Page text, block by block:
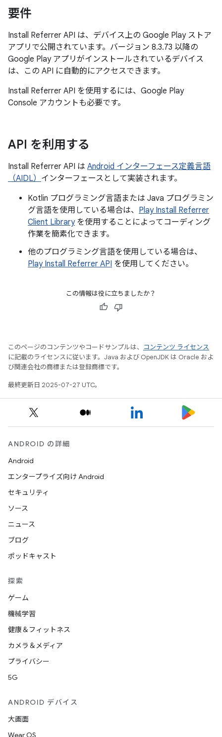
要件
Install Referrer API は、デバイス上の Google Play ストア
アプリで公開されています。バージョン 8.3.73 以降の
Google Play アプリがインストールされているデバイス
は、この API に自動的にアクセスできます。
Install Referrer API を使用するには、Google Play
Console アカウントも必要です。
API を利用する
Install Referrer API は Android インターフェース定義言語
（AIDL） インターフェースとして実装されます。
Kotlin プログラミング言語または Java プログラミン
グ言語を使用している場合は、 Play Install Referrer
Client Libraryを使用することによってコーディング
作業を簡素化できます。
他のプログラミング言語を使用している場合は、
Play Install Referrer API を使用してください。
この情報は役に立ちましたか？
このページのコンテンツやコードサンプルは、
コンテンツ ライセンス
に記載のライセンスに従います。Java および OpenJDK は Oracle およ
び関連会社の商標または登録商標です。
最終更新日 2025-07-27 UTC。
ANDROID の詳細
Android
エンタープライズ向け Android
セキュリティ
ソース
ニュース
ブログ
ポッドキャスト
探索
ゲーム
機械学習
健康＆フィットネス
カメラ＆メディア
プライバシー
5G
ANDROID デバイス
大画面
Wear OS